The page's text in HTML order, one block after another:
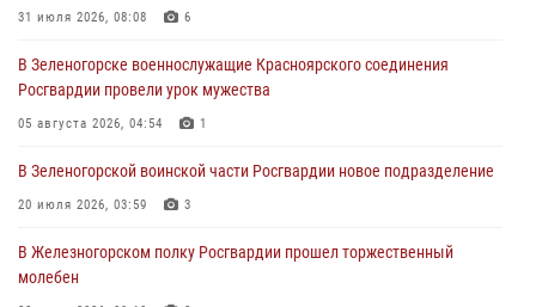
04 августа 2026, 06:50
Военнослужащие Красноярского соединения Росгвардии
познакомили отдыхающих детей с тонкостями РХБ защиты
03 августа 2026, 13:12 2
31 июля 2026, 08:08 6
В Зеленогорске военнослужащие Красноярского соединения
Росгвардии провели урок мужества
05 августа 2026, 04:54 1
В Зеленогорской воинской части Росгвардии новое подразделение
20 июля 2026, 03:59 3
В Железногорском полку Росгвардии прошел торжественный
молебен